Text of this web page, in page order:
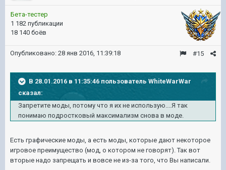
Бета-тестер
1 182 публикации
18 140 боёв
#15
Опубликовано: 28 янв 2016, 11:39:18
В 28.01.2016 в 11:35:46 пользователь WhiteWarWar
сказал:
Запретите моды, потому что я их не использую....Я так
понимаю подростковый максимализм снова в моде.
Есть графические моды, а есть моды, которые дают некоторое
игровое преимущество (мод, о котором не говорят). Так вот
вторые надо запрещать и вовсе не из-за того, что Вы написали.